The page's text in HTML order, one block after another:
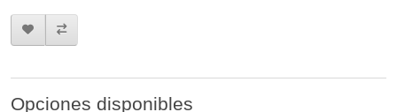
Opciones disponibles